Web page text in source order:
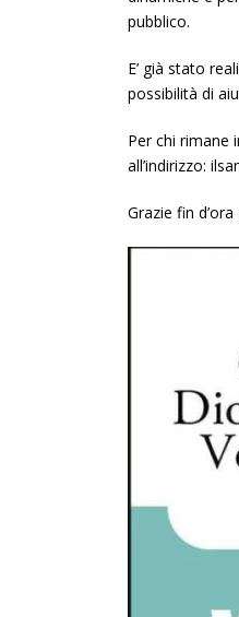
pubblico.
E’ già stato
possibilità di
Per chi rimane
all’indirizzo:
Grazie fin